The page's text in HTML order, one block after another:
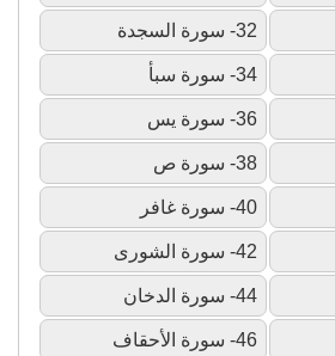
32- سورة السجدة
34- سورة سبأ
36- سورة يس
38- سورة ص
40- سورة غافر
42- سورة الشورى
44- سورة الدخان
46- سورة الأحقاف